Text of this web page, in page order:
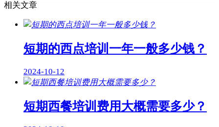
相关文章
短期的西点培训一年一般多少钱？
2024-10-12
短期西餐培训费用大概需要多少？